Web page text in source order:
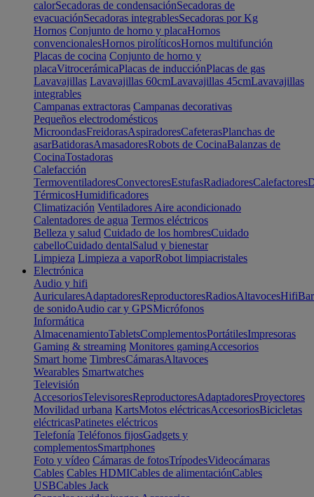
calorSecadoras de condensaciónSecadoras de
evacuaciónSecadoras integrablesSecadoras por Kg
Hornos Conjunto de horno y placaHornos
convencionalesHornos pirolíticosHornos multifunción
Placas de cocina Conjunto de horno y
placaVitrocerámicaPlacas de inducciónPlacas de gas
Lavavajillas Lavavajillas 60cmLavavajillas 45cmLavavajillas
integrables
Campanas extractoras Campanas decorativas
Pequeños electrodomésticos
MicroondasFreidorasAspiradoresCafeterasPlanchas de
asarBatidorasAmasadoresRobots de CocinaBalanzas de
CocinaTostadoras
Calefacción
TermoventiladoresConvectoresEstufasRadiadoresCalefactores
TérmicosHumidificadores
Climatización Ventiladores Aire acondicionado
Calentadores de agua Termos eléctricos
Belleza y salud Cuidado de los hombresCuidado
cabelloCuidado dentalSalud y bienestar
Limpieza Limpieza a vaporRobot limpiacristales
Electrónica
Audio y hifi
AuricularesAdaptadoresReproductoresRadiosAltavocesHifi
de sonidoAudio car y GPSMicrófonos
Informática
AlmacenamientoTabletsComplementosPortátilesImpresoras
Gaming & streaming Monitores gamingAccesorios
Smart home TimbresCámarasAltavoces
Wearables Smartwatches
Televisión
AccesoriosTelevisoresReproductoresAdaptadoresProyectores
Movilidad urbana KartsMotos eléctricasAccesoriosBicicletas
eléctricasPatinetes eléctricos
Telefonía Teléfonos fijosGadgets y
complementosSmartphones
Foto y vídeo Cámaras de fotosTrípodesVideocámaras
Cables Cables HDMICables de alimentaciónCables
USBCables Jack